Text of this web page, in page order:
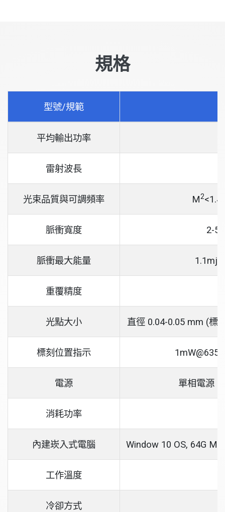
規格
型號/規範
平均輸出功率
雷射波長
光束品質與可調頻率 M2
脈衝寬度 2-
脈衝最大能量 1.1mj/
重覆精度
光點大小 直徑 0.04-0.05 mm (標
標刻位置指示
電源 單相電源
消耗功率
內建崁入式電腦 Window 10 OS, 64G
工作溫度
冷卻方式